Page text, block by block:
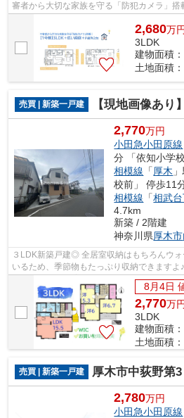
審者から大切な家族を守る「防犯カメラ」
2,680万円
3LDK
建物面積
土地面積
売買 | 新築一戸建 【現地画像あり】厚木
2,770万円
小田急小田原線
分 「依知小学
相模線 「厚木
校前」 停歩11
相模線 「相武
4.7km
新築 / 2階建
神奈川県厚木市
３LDK新築戸建◎ 全居室収納はもちろんウ
いるため、季節物もたっぷり収納できます
歩10分圏内で子育て世帯にもおすすめの...
8月4日
2,770万円
3LDK
建物面積
土地面積
売買 | 新築一戸建 厚木市中荻野
2,780万円
小田急小田原線